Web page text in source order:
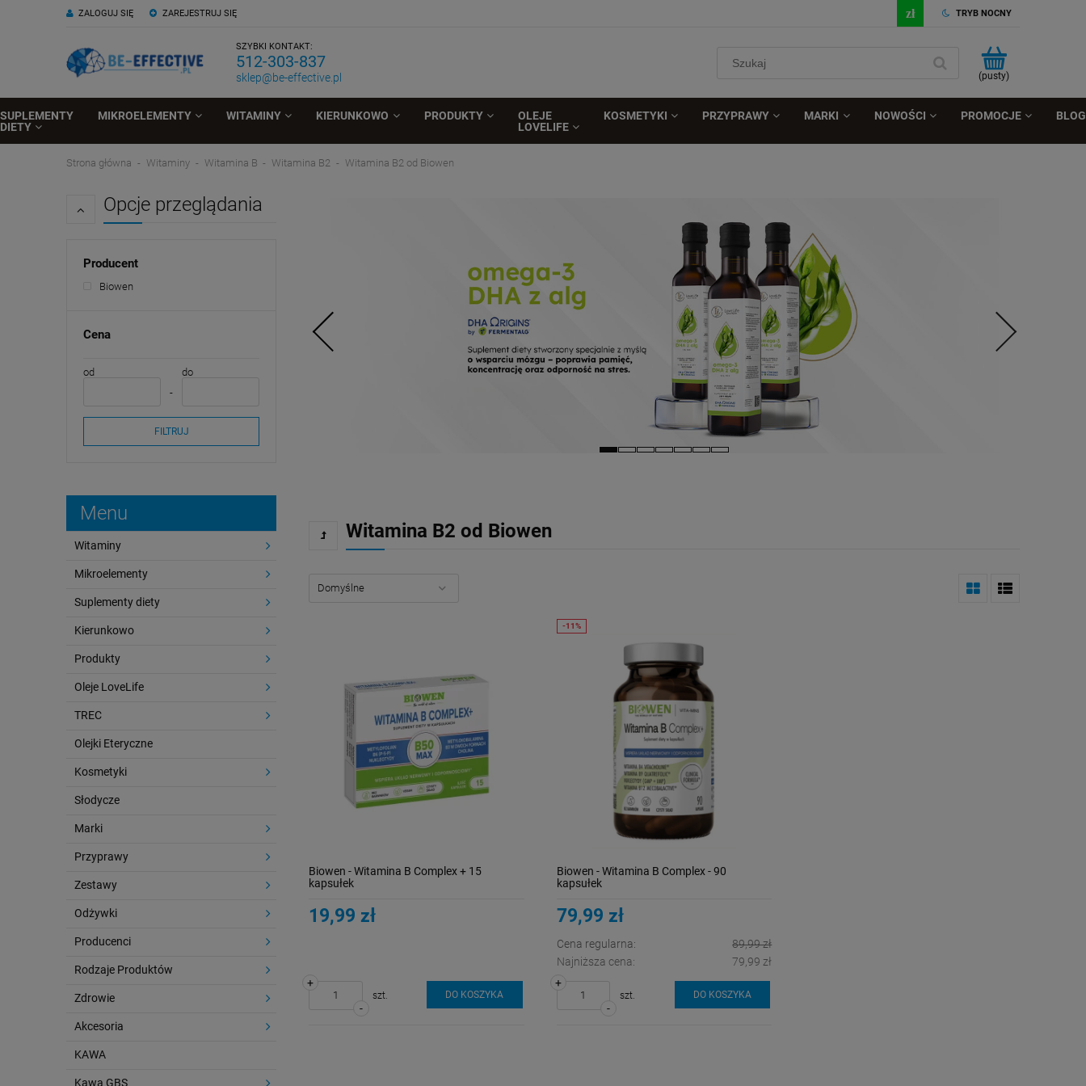
ZAREJESTRUJ SIĘ
ZALOGUJ SIĘ TRYB NOCNY
SZYBKI KONTAKT:
512-303-837
sklep@be-effective.pl (pusty)
SUPLEMENTY
DIETY
MIKROELEMENTY WITAMINY KIERUNKOWO PRODUKTY
OLEJE
LOVELIFE
KOSMETYKI PRZYPRAWY MARKI NOWOŚCI PROMOCJE BLOG
Strona główna Witaminy Witamina B Witamina B2 Witamina B2 od Biowen
Opcje przeglądania
Producent
Biowen
Cena
od do
FILTRUJ
Menu
Witaminy
Mikroelementy
Suplementy diety
Kierunkowo
Produkty
Oleje LoveLife
TREC
Olejki Eteryczne
Kosmetyki
Słodycze
Marki
Przyprawy
Zestawy
Odżywki
Producenci
Rodzaje Produktów
Zdrowie
Akcesoria
KAWA
Kawa GBS
Witamina B2 od Biowen
Biowen - Witamina B Complex + 15
kapsułek
19,99 zł
-
+
szt. DO KOSZYKA
Biowen - Witamina B Complex - 90
kapsułek
79,99 zł
Cena regularna:
89,99 zł
Najniższa cena:
79,99 zł
-
+
szt. DO KOSZYKA